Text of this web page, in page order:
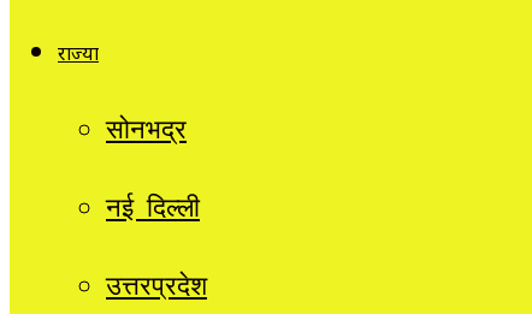
राज्यों
सोनभद्र
नई दिल्ली
उत्तरप्रदेश